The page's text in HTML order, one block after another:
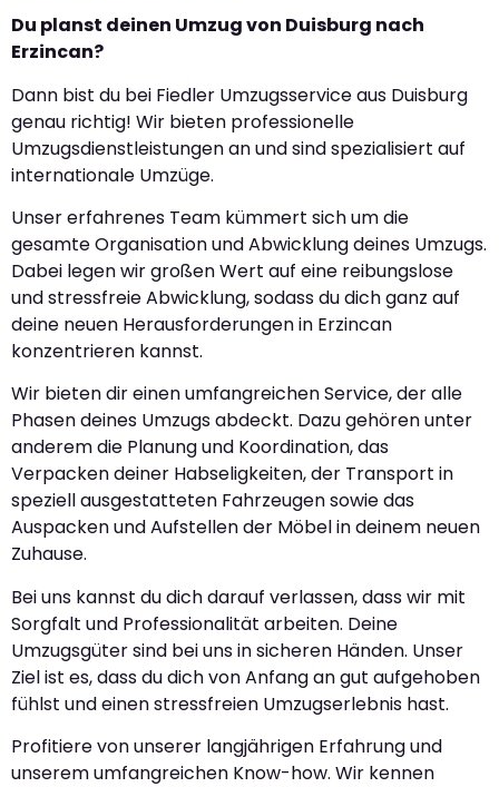
Du planst deinen Umzug von Duisburg nach
Erzincan?
Dann bist du bei Fiedler Umzugsservice aus Duisburg
genau richtig! Wir bieten professionelle
Umzugsdienstleistungen an und sind spezialisiert auf
internationale Umzüge.
Unser erfahrenes Team kümmert sich um die
gesamte Organisation und Abwicklung deines Umzugs.
Dabei legen wir großen Wert auf eine reibungslose
und stressfreie Abwicklung, sodass du dich ganz auf
deine neuen Herausforderungen in Erzincan
konzentrieren kannst.
Wir bieten dir einen umfangreichen Service, der alle
Phasen deines Umzugs abdeckt. Dazu gehören unter
anderem die Planung und Koordination, das
Verpacken deiner Habseligkeiten, der Transport in
speziell ausgestatteten Fahrzeugen sowie das
Auspacken und Aufstellen der Möbel in deinem neuen
Zuhause.
Bei uns kannst du dich darauf verlassen, dass wir mit
Sorgfalt und Professionalität arbeiten. Deine
Umzugsgüter sind bei uns in sicheren Händen. Unser
Ziel ist es, dass du dich von Anfang an gut aufgehoben
fühlst und einen stressfreien Umzugserlebnis hast.
Profitiere von unserer langjährigen Erfahrung und
unserem umfangreichen Know-how. Wir kennen